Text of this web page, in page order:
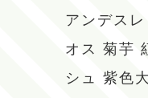
アンデスレ
オス 菊芋
シュ 紫色